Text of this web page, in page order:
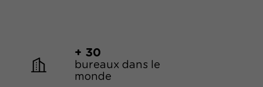
+ 30
bureaux dans le
monde